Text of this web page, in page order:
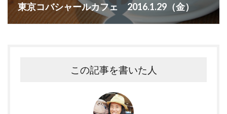
東京コバシャールカフェ 2016.1.29（金）
この記事を書いた人